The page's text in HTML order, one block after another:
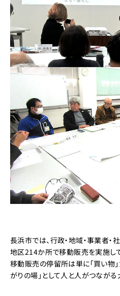
長浜市では、行政・地域・事業者
地区214か所で移動販売を実施して
移動販売の停留所は単に「買い物」
がりの場」として人と人がつながる